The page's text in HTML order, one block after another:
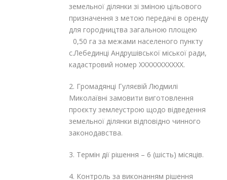
земельної ділянки зі зміною цільового
призначення з метою передачі в оренду
для городництва загальною площею
0,50 га за межами населеного пункту
с.Лебединці Андрушівської міської ради,
кадастровий номер XXXXXXXXXXX.
2. Громадянці Гуляєвій Людмилі
Миколаївні замовити виготовлення
проєкту землеустрою щодо відведення
земельної ділянки відповідно чинного
законодавства.
3. Термін дії рішення – 6 (шість) місяців.
4. Контроль за виконанням рішення